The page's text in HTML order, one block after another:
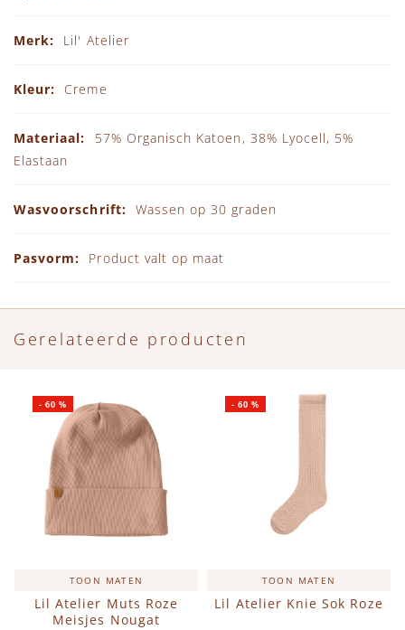
Lil' Atelier
Creme
57% Organisch Katoen, 38% Lyocell, 5%
Elastaan
Wassen op 30 graden
Product valt op maat
Gerelateerde producten
TOON MATEN
Lil Atelier Muts Roze
Meisjes Nougat
-60 %
TOON MATEN
Lil Atelier Knie Sok Roze
-60 %